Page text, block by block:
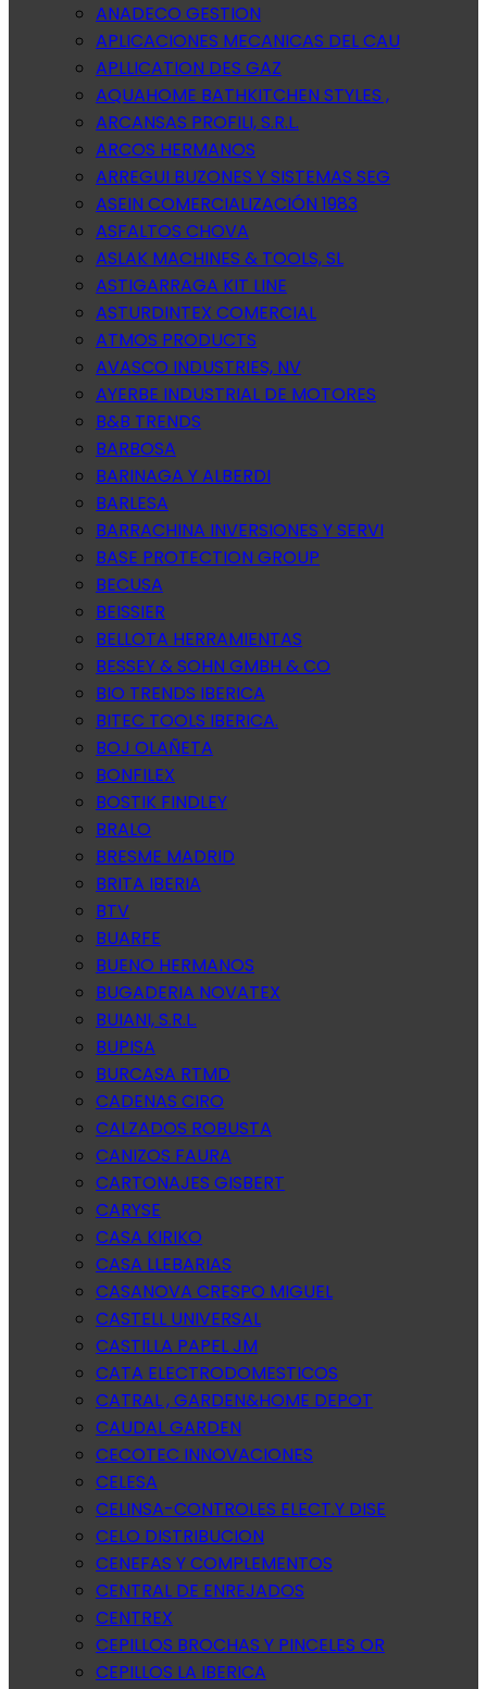
ANADECO GESTION
APLICACIONES MECANICAS DEL CAU
APLLICATION DES GAZ
AQUAHOME BATHKITCHEN STYLES ,
ARCANSAS PROFILI, S.R.L.
ARCOS HERMANOS
ARREGUI BUZONES Y SISTEMAS SEG
ASEIN COMERCIALIZACIÓN 1983
ASFALTOS CHOVA
ASLAK MACHINES & TOOLS, SL
ASTIGARRAGA KIT LINE
ASTURDINTEX COMERCIAL
ATMOS PRODUCTS
AVASCO INDUSTRIES, NV
AYERBE INDUSTRIAL DE MOTORES
B&B TRENDS
BARBOSA
BARINAGA Y ALBERDI
BARLESA
BARRACHINA INVERSIONES Y SERVI
BASE PROTECTION GROUP
BECUSA
BEISSIER
BELLOTA HERRAMIENTAS
BESSEY & SOHN GMBH & CO
BIO TRENDS IBERICA
BITEC TOOLS IBERICA.
BOJ OLAÑETA
BONFILEX
BOSTIK FINDLEY
BRALO
BRESME MADRID
BRITA IBERIA
BTV
BUARFE
BUENO HERMANOS
BUGADERIA NOVATEX
BUIANI, S.R.L.
BUPISA
BURCASA RTMD
CADENAS CIRO
CALZADOS ROBUSTA
CANIZOS FAURA
CARTONAJES GISBERT
CARYSE
CASA KIRIKO
CASA LLEBARIAS
CASANOVA CRESPO MIGUEL
CASTELL UNIVERSAL
CASTILLA PAPEL JM
CATA ELECTRODOMESTICOS
CATRAL , GARDEN&HOME DEPOT
CAUDAL GARDEN
CECOTEC INNOVACIONES
CELESA
CELINSA-CONTROLES ELECT.Y DISE
CELO DISTRIBUCION
CENEFAS Y COMPLEMENTOS
CENTRAL DE ENREJADOS
CENTREX
CEPILLOS BROCHAS Y PINCELES OR
CEPILLOS LA IBERICA